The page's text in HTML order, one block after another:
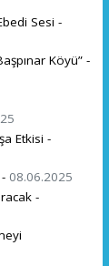
Sesi -
Köyü” -
Etkisi -
08.06.2025
-